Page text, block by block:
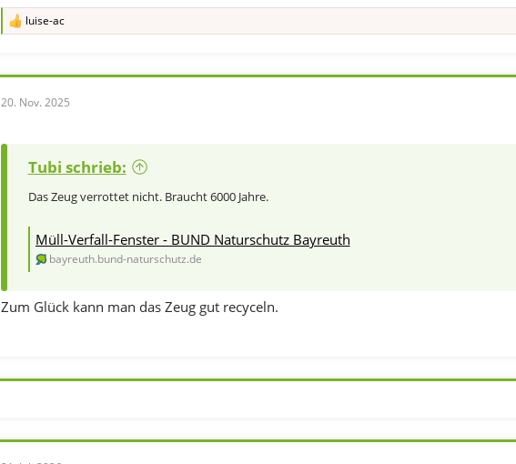
R
i
e
luise-ac
20. Nov. 2025
Tubi schrieb:
Das Zeug verrottet nicht. Braucht 6000 Jahre.
Müll-Verfall-Fenster - BUND Naturschutz Bayreuth
bayreuth.bund-naturschutz.de
Zum Glück kann man das Zeug gut recyceln.